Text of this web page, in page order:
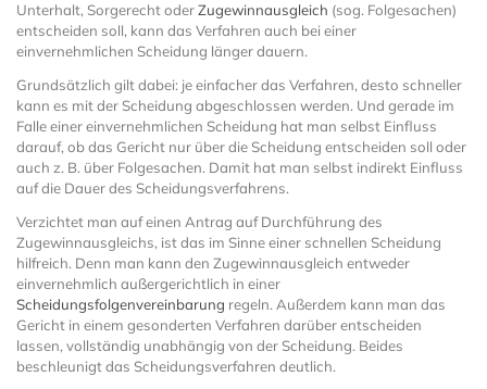
Unterhalt, Sorgerecht oderZugewinnausgleich (sog. Folgesachen)
entscheiden soll, kann das Verfahren auch bei einer
einvernehmlichen Scheidung länger dauern.
Grundsätzlich gilt dabei: je einfacher das Verfahren, desto schneller
kann es mit der Scheidung abgeschlossen werden. Und gerade im
Falle einer einvernehmlichen Scheidung hat man selbst Einfluss
darauf, ob das Gericht nur über die Scheidung entscheiden soll oder
auch z. B. über Folgesachen. Damit hat man selbst indirekt Einfluss
auf die Dauer des Scheidungsverfahrens.
Verzichtet man auf einen Antrag auf Durchführung des
Zugewinnausgleichs, ist das im Sinne einer schnellen Scheidung
hilfreich. Denn man kann den Zugewinnausgleich entweder
einvernehmlich außergerichtlich in einer
Scheidungsfolgenvereinbarung regeln. Außerdem kann man das
Gericht in einem gesonderten Verfahren darüber entscheiden
lassen, vollständig unabhängig von der Scheidung. Beides
beschleunigt das Scheidungsverfahren deutlich.